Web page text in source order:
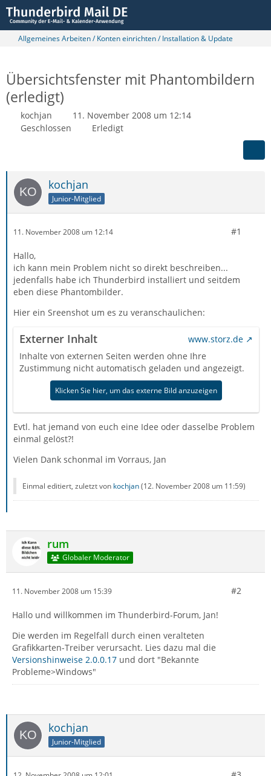
Allgemeines Arbeiten / Konten einrichten / Installation & Update
Übersichtsfenster mit Phantombildern
(erledigt)
kochjan
11. November 2008 um 12:14
Geschlossen
Erledigt
kochjan
Junior-Mitglied
11. November 2008 um 12:14 #1
Hallo,
ich kann mein Problem nicht so direkt beschreiben...
jedenfalls habe ich Thunderbird installiert und seitdem
eben diese Phantombilder.
Hier ein Sreenshot um es zu veranschaulichen:
Externer Inhalt
www.storz.de
Inhalte von externen Seiten werden ohne Ihre
Zustimmung nicht automatisch geladen und angezeigt.
Klicken Sie hier, um das externe Bild anzuzeigen
Evtl. hat jemand von euch eine Idee oder dasselbe Problem
einmal gelöst?!
Vielen Dank schonmal im Vorraus, Jan
Einmal editiert, zuletzt von kochjan(12. November 2008 um 11:59)
rum
Globaler Moderator
11. November 2008 um 15:39 #2
Hallo und willkommen im Thunderbird-Forum, Jan!
Die werden im Regelfall durch einen veralteten
Grafikkarten-Treiber verursacht. Lies dazu mal die
Versionshinweise 2.0.0.17 und dort "Bekannte
Probleme>Windows"
kochjan
Junior-Mitglied